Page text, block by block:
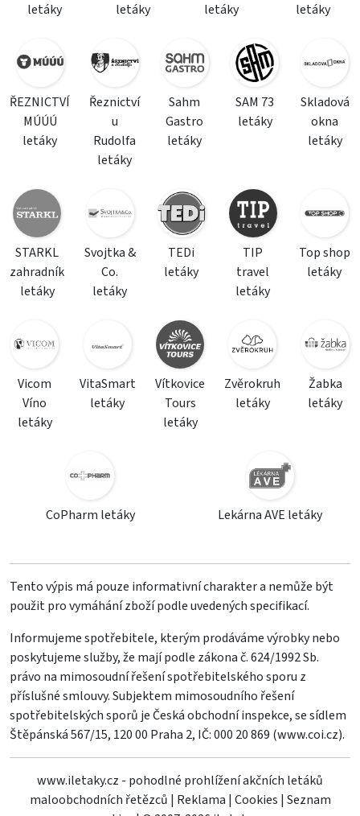
letáky
letáky
letáky
letáky
ŘEZNICTVÍ
MÚÚÚ
letáky
Řeznictví
u
Rudolfa
letáky
Sahm
Gastro
letáky
SAM 73
letáky
Skladová
okna
letáky
STARKL
zahradník
letáky
Svojtka &
Co.
letáky
TEDi
letáky
TIP
travel
letáky
Top shop
letáky
Vicom
Víno
letáky
VitaSmart
letáky
Vítkovice
Tours
letáky
Zvěrokruh
letáky
Žabka
letáky
CoPharm letáky Lekárna AVE letáky
Tento výpis má pouze informativní charakter a nemůže být
použit pro vymáhání zboží podle uvedených specifikací.
Informujeme spotřebitele, kterým prodáváme výrobky nebo
poskytujeme služby, že mají podle zákona č. 624/1992 Sb.
právo na mimosoudní řešení spotřebitelského sporu z
příslušné smlouvy. Subjektem mimosoudního řešení
spotřebitelských sporů je Česká obchodní inspekce, se sídlem
Štěpánská 567/15, 120 00 Praha 2, IČ: 000 20 869 (www.coi.cz).
www.iletaky.cz - pohodlné prohlížení akčních letáků
maloobchodních řetězců | Reklama | Cookies | Seznam